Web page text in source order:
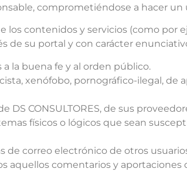
comprometiéndose a hacer
los contenidos y servicios (como por
de su portal y con carácter
la buena fe y al orden público.
xenófobo, pornográfico-ilegal,
DS CONSULTORES, de sus
físicos o lógicos que sean
de correo electrónico de otros
aquellos comentarios y